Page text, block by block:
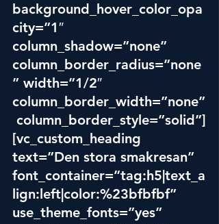
background_hover_color_opa
city=”1″
column_shadow=”none”
column_border_radius=”none
” width=”1/2″
column_border_width=”none”
column_border_style=”solid”]
[vc_custom_heading
text=”Den stora smakresan”
font_container=”tag:h5|text_a
lign:left|color:%23bfbfbf”
use_theme_fonts=”yes”